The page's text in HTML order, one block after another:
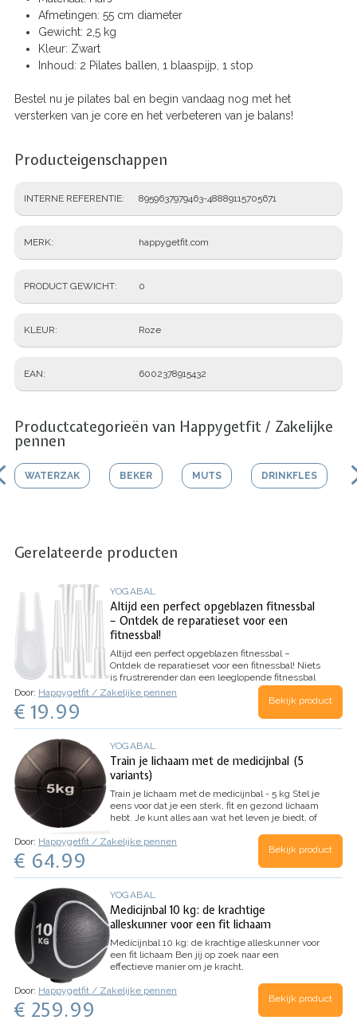
Afmetingen: 55 cm diameter
Gewicht: 2,5 kg
Kleur: Zwart
Inhoud: 2 Pilates ballen, 1 blaaspijp, 1 stop
Bestel nu je pilates bal en begin vandaag nog met het
versterken van je core en het verbeteren van je balans!
Producteigenschappen
INTERNE REFERENTIE 8959637979463-48889115705671
MERK happygetfit.com
PRODUCT GEWICHT 0
KLEUR Roze
EAN 6002378915432
Productcategorieën van Happygetfit / Zakelijke
pennen
WATERZAK BEKER MUTS DRINKFLES
Gerelateerde producten
YOGABAL
Altijd een perfect opgeblazen fitnessbal
– Ontdek de reparatieset voor een
fitnessbal!
Altijd een perfect opgeblazen fitnessbal –
Ontdek de reparatieset voor een fitnessbal! Niets
is frustrerender dan een leeglopende fitnessbal
tijdens je workout. Gelukkig biedt de
reparatieset voor een fitnessbal de ideale
oplossing! Of je nu een yoga-, pilates- of
Door: Happygetfit / Zakelijke pennen
€ 19.99 Bekijk product
YOGABAL
Train je lichaam met de medicijnbal (5
variants)
Train je lichaam met de medicijnbal - 5 kg Stel je
eens voor dat je een sterk, fit en gezond lichaam
hebt. Je kunt alles aan wat het leven je biedt, of
lange wandeling of gewoon een dagje spelen…
Door: Happygetfit / Zakelijke pennen
€ 64.99 Bekijk product
YOGABAL
Medicijnbal 10 kg: de krachtige
alleskunner voor een fit lichaam
Medicijnbal 10 kg: de krachtige alleskunner voor
een fit lichaam Ben jij op zoek naar een
effectieve manier om je kracht,
te verbeteren? Dan is deze medicijnbal van 10 kg
de ideale keuze voor jou. Deze krachtige…
Door: Happygetfit / Zakelijke pennen
€ 259.99 Bekijk product